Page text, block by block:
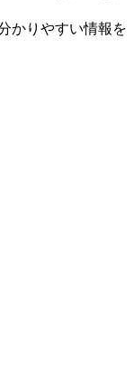
かりやすい情報を